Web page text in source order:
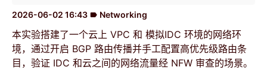
2026-06-02 16:43 label Networking
本实验搭建了一个云上 VPC 和 模拟IDC 环境的网络环
境，通过开启 BGP 路由传播并手工配置高优先级路由条
目，验证 IDC 和云之间的网络流量经 NFW 审查的场景。